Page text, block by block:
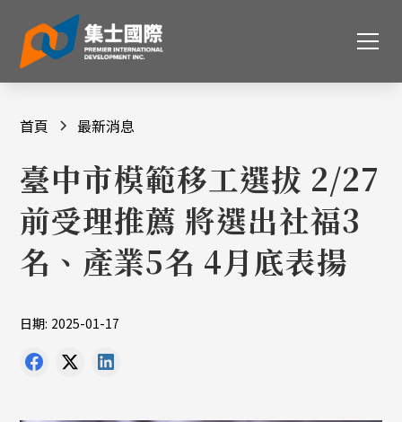
首頁 最新消息
臺中市模範移工選拔 2/27
前受理推薦 將選出社福3
名、產業5名 4月底表揚
日期: 2025-01-17